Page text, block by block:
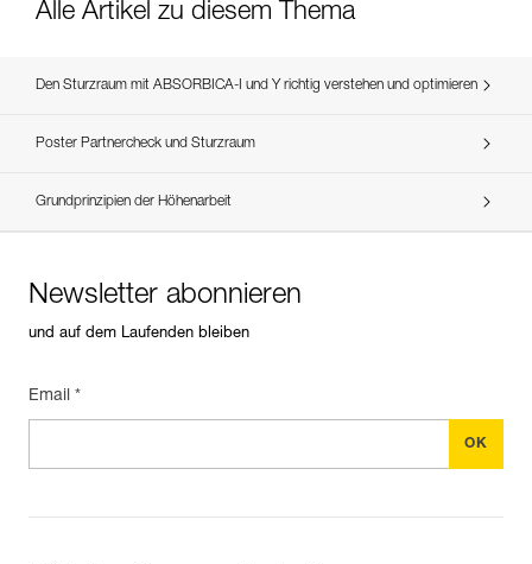
unterhalb der Füße des Anwenders. Beim Sturz des
des Verbindungsmittels, was eine Erhöhung der Aufreißlänge
noch größer als in den beiden vorher beschriebenen Fällen.
Alle Artikel zu diesem Thema
Den Sturzraum mit ABSORBICA-I und Y richtig verstehen und optimieren
Poster Partnercheck und Sturzraum
Grundprinzipien der Höhenarbeit
Newsletter abonnieren
und auf dem Laufenden bleiben
Email *